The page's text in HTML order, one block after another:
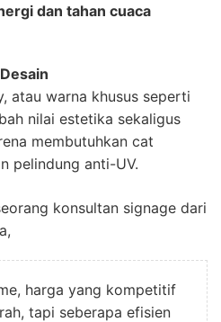
dan tahan cuaca
atau warna khusus seperti
nilai estetika sekaligus
membutuhkan cat
pelindung anti-UV.
konsultan signage dari
harga yang kompetitif
tapi seberapa efisien